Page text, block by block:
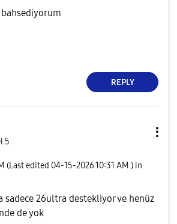
REPLY
5
(Last edited ‎04-15-202610:31 AM ) in
sadece 26ultra destekliyor ve henüz
de yok